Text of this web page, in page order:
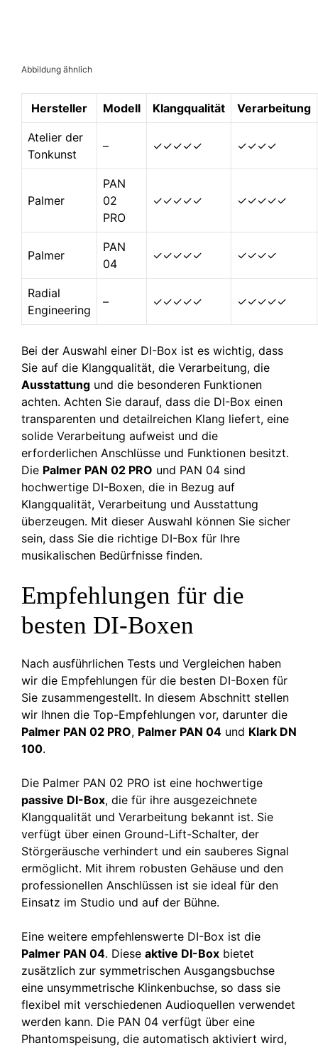
Abbildung ähnlich
Hersteller Modell Klangqualität Verarbeitung
Atelier der
Tonkunst
– ✓✓✓✓✓ ✓✓✓✓
Palmer
PAN
02
PRO
✓✓✓✓✓ ✓✓✓✓✓
Palmer
PAN
04
✓✓✓✓✓ ✓✓✓✓
Radial
Engineering
– ✓✓✓✓✓ ✓✓✓✓✓
Bei der Auswahl einer DI-Box ist es wichtig, dass
Sie auf die Klangqualität, die Verarbeitung, die
Ausstattung und die besonderen Funktionen
achten. Achten Sie darauf, dass die DI-Box einen
transparenten und detailreichen Klang liefert, eine
solide Verarbeitung aufweist und die
erforderlichen Anschlüsse und Funktionen besitzt.
Die Palmer PAN 02 PRO und PAN 04 sind
hochwertige DI-Boxen, die in Bezug auf
Klangqualität, Verarbeitung und Ausstattung
überzeugen. Mit dieser Auswahl können Sie sicher
sein, dass Sie die richtige DI-Box für Ihre
musikalischen Bedürfnisse finden.
Empfehlungen für die
besten DI-Boxen
Nach ausführlichen Tests und Vergleichen haben
wir die Empfehlungen für die besten DI-Boxen für
Sie zusammengestellt. In diesem Abschnitt stellen
wir Ihnen die Top-Empfehlungen vor, darunter die
Palmer PAN 02 PRO, Palmer PAN 04 und Klark DN
100.
Die Palmer PAN 02 PRO ist eine hochwertige
passive DI-Box, die für ihre ausgezeichnete
Klangqualität und Verarbeitung bekannt ist. Sie
verfügt über einen Ground-Lift-Schalter, der
Störgeräusche verhindert und ein sauberes Signal
ermöglicht. Mit ihrem robusten Gehäuse und den
professionellen Anschlüssen ist sie ideal für den
Einsatz im Studio und auf der Bühne.
Eine weitere empfehlenswerte DI-Box ist die
Palmer PAN 04. Diese aktive DI-Box bietet
zusätzlich zur symmetrischen Ausgangsbuchse
eine unsymmetrische Klinkenbuchse, so dass sie
flexibel mit verschiedenen Audioquellen verwendet
werden kann. Die PAN 04 verfügt über eine
Phantomspeisung, die automatisch aktiviert wird,